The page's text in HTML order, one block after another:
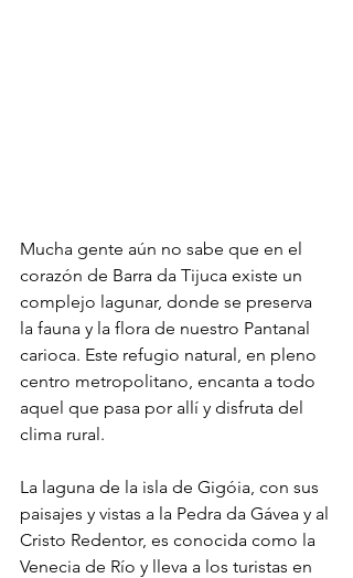
Mucha gente aún no sabe que en el
corazón de Barra da Tijuca existe un
complejo lagunar, donde se preserva
la fauna y la flora de nuestro Pantanal
carioca. Este refugio natural, en pleno
centro metropolitano, encanta a todo
aquel que pasa por allí y disfruta del
clima rural.
La laguna de la isla de Gigóia, con sus
paisajes y vistas a la Pedra da Gávea y al
Cristo Redentor, es conocida como la
Venecia de Río y lleva a los turistas en